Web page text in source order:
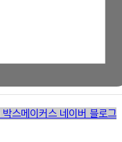
박스메이커스 네이버 블로그